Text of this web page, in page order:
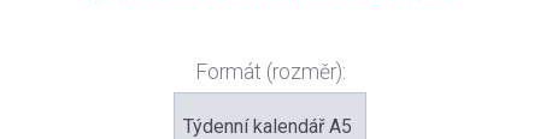
Formát (rozměr):
Týdenní kalendář A5